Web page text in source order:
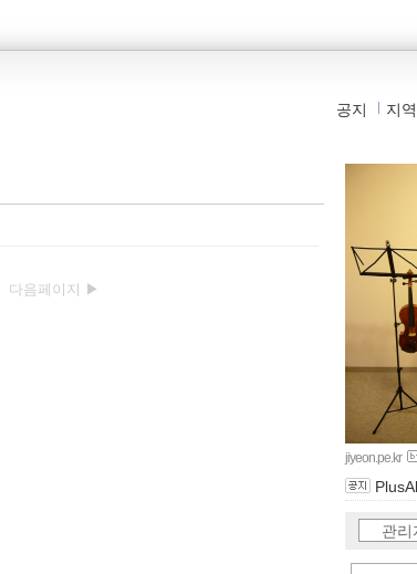
공지 지
다음페이지 ▶
jiyeon.pe.kr
관리